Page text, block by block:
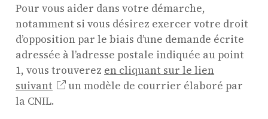
Pour vous aider dans votre démarche,
notamment si vous désirez exercer votre droit
d’opposition par le biais d’une demande écrite
adressée à l’adresse postale indiquée au point
1, vous trouverez en cliquant sur le lien
suivant
un modèle de courrier élaboré par
la CNIL.